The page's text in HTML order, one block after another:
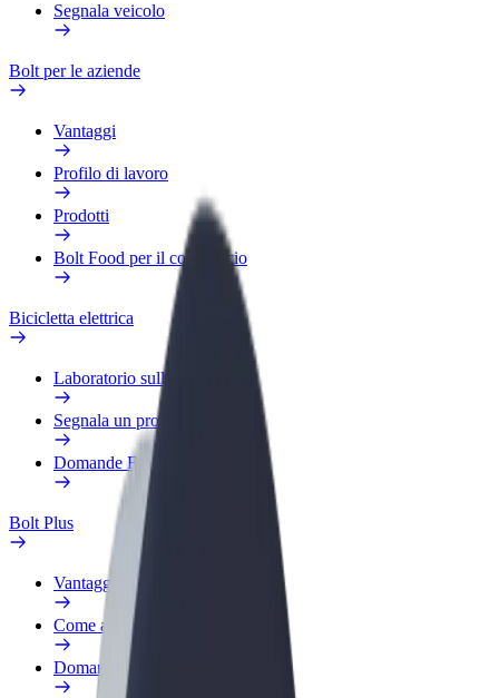
Segnala veicolo
Bolt per le aziende
Vantaggi
Profilo di lavoro
Prodotti
Bolt Food per il commercio
Bicicletta elettrica
Laboratorio sulla Sicurezza
Segnala un problema
Domande Frequenti
Bolt Plus
Vantaggi
Come aderire
Domande Frequenti